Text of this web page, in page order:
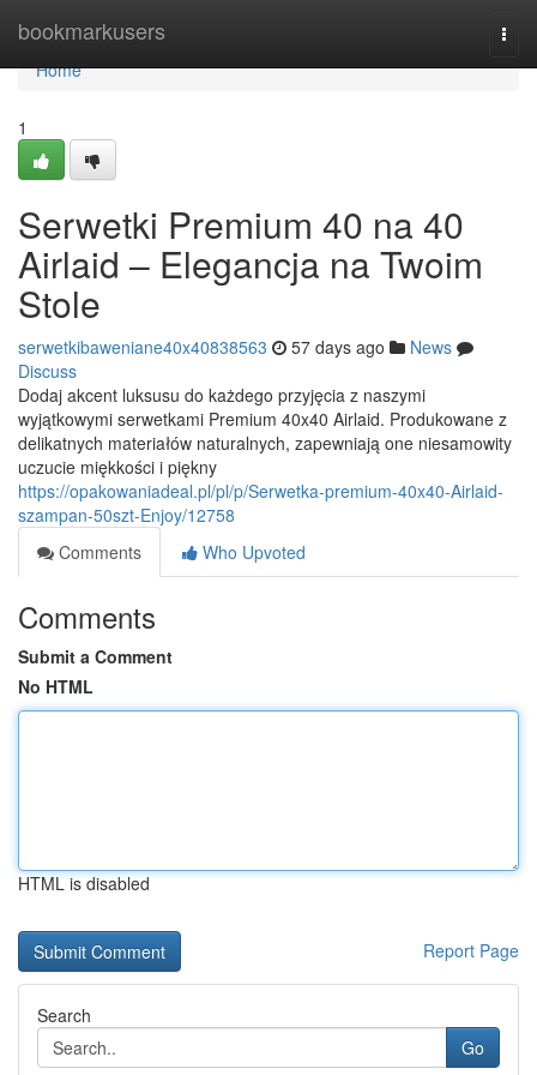
bookmarkusers
Home
Home
1
Serwetki Premium 40 na 40
Airlaid – Elegancja na Twoim
Stole
serwetkibaweniane40x40838563 57 days ago
News
Discuss
Dodaj akcent luksusu do każdego przyjęcia z naszymi
wyjątkowymi serwetkami Premium 40x40 Airlaid. Produkowane z
delikatnych materiałów naturalnych, zapewniają one niesamowity
uczucie miękkości i piękny
https://opakowaniadeal.pl/pl/p/Serwetka-premium-40x40-Airlaid-
szampan-50szt-Enjoy/12758
Comments
Who Upvoted
Comments
Submit a Comment
No HTML
HTML is disabled
Report Page
Search
Go